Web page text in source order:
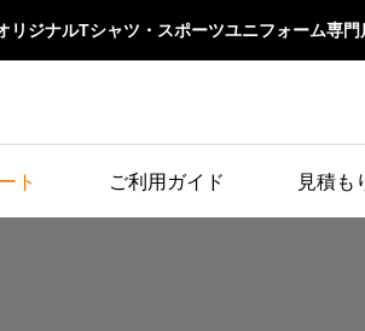
リジナルTシャツ・スポーツユニフォーム専門
ト ご利用ガイド 見積も